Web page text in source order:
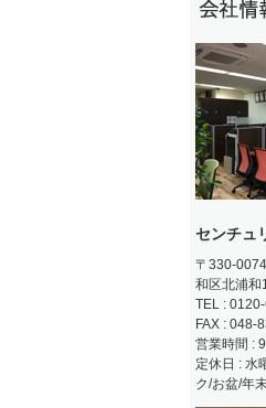
センチュ
〒330-
和区北浦和
TEL :
FAX : 048-
営業時間 :
定休日 : 水
ク/お盆/年